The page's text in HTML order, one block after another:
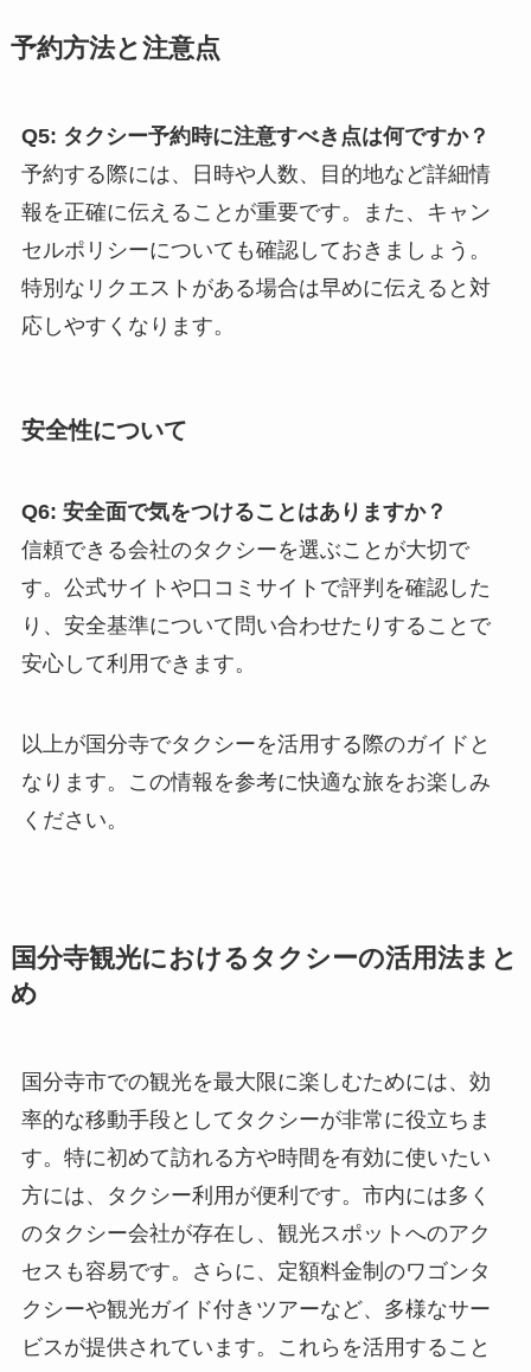
予約方法と注意点
Q5: タクシー予約時に注意すべき点は何ですか？
予約する際には、日時や人数、目的地など詳細情
報を正確に伝えることが重要です。また、キャン
セルポリシーについても確認しておきましょう。
特別なリクエストがある場合は早めに伝えると対
応しやすくなります。
安全性について
Q6: 安全面で気をつけることはありますか？
信頼できる会社のタクシーを選ぶことが大切で
す。公式サイトや口コミサイトで評判を確認した
り、安全基準について問い合わせたりすることで
安心して利用できます。
以上が国分寺でタクシーを活用する際のガイドと
なります。この情報を参考に快適な旅をお楽しみ
ください。
国分寺観光におけるタクシーの活用法まと
め
国分寺市での観光を最大限に楽しむためには、効
率的な移動手段としてタクシーが非常に役立ちま
す。特に初めて訪れる方や時間を有効に使いたい
方には、タクシー利用が便利です。市内には多く
のタクシー会社が存在し、観光スポットへのアク
セスも容易です。さらに、定額料金制のワゴンタ
クシーや観光ガイド付きツアーなど、多様なサー
ビスが提供されています。これらを活用すること